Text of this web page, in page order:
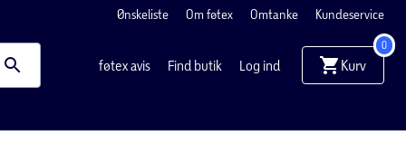
Ønskeliste Om føtex Omtanke Kundeservice
føtex avis Find butik Log ind Kurv
0